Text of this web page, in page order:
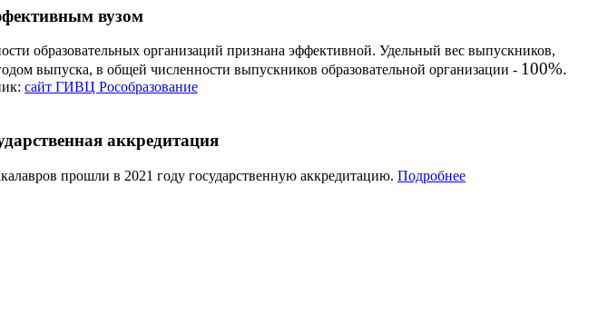
вузом
образовательных организаций признана эффективной. Удельный вес выпускников,
выпуска, в общей численности выпускников образовательной организации - 100%.
сайт ГИВЦ Рособразование
аккредитация
прошли в 2021 году государственную аккредитацию. Подробнее